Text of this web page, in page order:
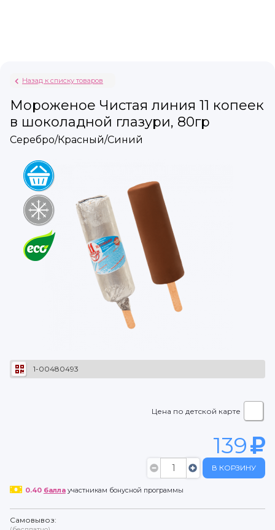
Назад к списку товаров
Мороженое Чистая линия 11 копеек
в шоколадной глазури, 80гр
Серебро/Красный/Синий
1-00480493
Цена по детской карте
139
В КОРЗИНУ
0.40 баллаучастникам бонусной программы
Самовывоз: